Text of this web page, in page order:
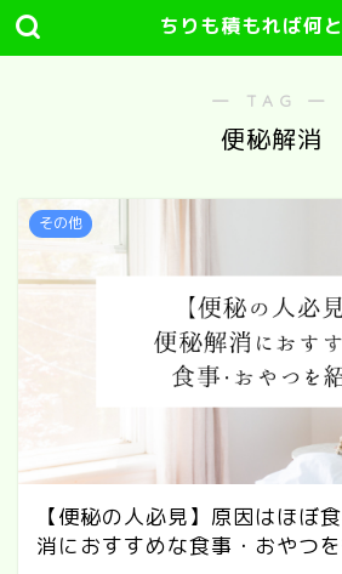
ちりも積もれば何
― TAG ―
便秘解消
その他
【便秘の人必見】原因はほぼ
消におすすめな食事・おやつ